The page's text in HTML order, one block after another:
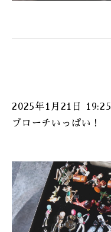
2025年1月21日 19:25
ブローチいっぱい！